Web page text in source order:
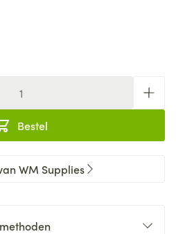
Bestel
WM Supplies